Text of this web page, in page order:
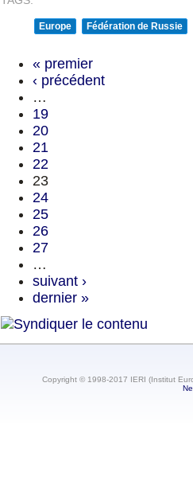
Europe Fédération de Russie
« premier
‹ précédent
…
19
20
21
22
23
24
25
26
27
…
suivant ›
dernier »
Copyright © 1998-2017 IERI (Institut